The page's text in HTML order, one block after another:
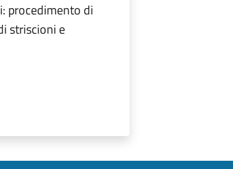
procedimento di
striscioni e